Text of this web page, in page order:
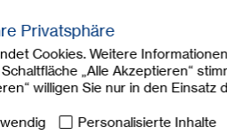
Privatsphäre
Cookies. Weitere
„Alle Akzeptieren“
willigen Sie nur in den
Personalisierte Inhalte